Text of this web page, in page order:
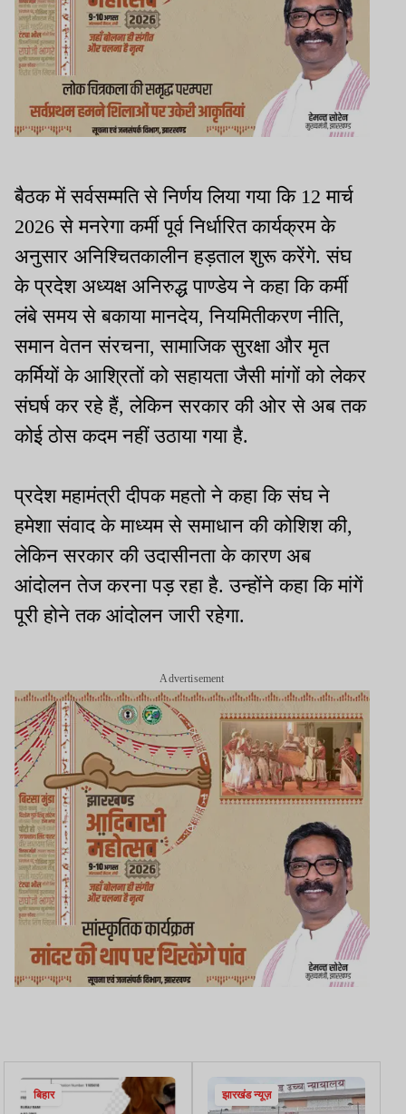
बैठक में सर्वसम्मति से निर्णय लिया गया कि 12 मार्च
2026 से मनरेगा कर्मी पूर्व निर्धारित कार्यक्रम के
अनुसार अनिश्चितकालीन हड़ताल शुरू करेंगे. संघ
के प्रदेश अध्यक्ष अनिरुद्ध पाण्डेय ने कहा कि कर्मी
लंबे समय से बकाया मानदेय, नियमितीकरण नीति,
समान वेतन संरचना, सामाजिक सुरक्षा और मृत
कर्मियों के आश्रितों को सहायता जैसी मांगों को लेकर
संघर्ष कर रहे हैं, लेकिन सरकार की ओर से अब तक
कोई ठोस कदम नहीं उठाया गया है.
प्रदेश महामंत्री दीपक महतो ने कहा कि संघ ने
हमेशा संवाद के माध्यम से समाधान की कोशिश की,
लेकिन सरकार की उदासीनता के कारण अब
आंदोलन तेज करना पड़ रहा है. उन्होंने कहा कि मांगें
पूरी होने तक आंदोलन जारी रहेगा.
Advertisement
बिहार झारखंड न्यूज़